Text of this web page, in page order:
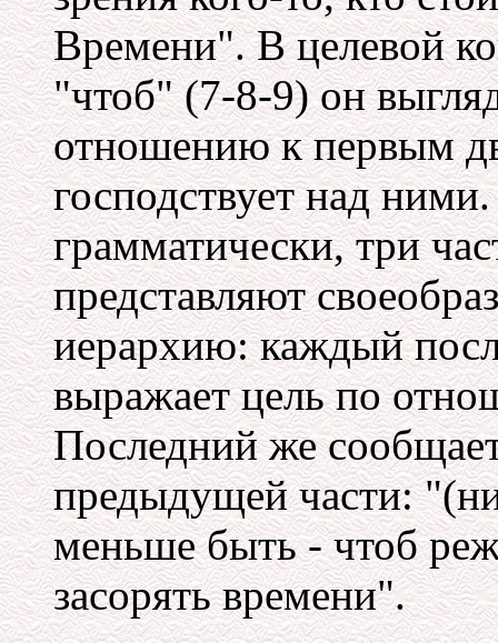
Времени". В целевой
"чтоб" (7-8-9) он
отношению к первым
господствует над
грамматически, три
представляют
иерархию: каждый
выражает цель по
Последний же
предыдущей части:
меньше быть - чтоб
засорять времени".